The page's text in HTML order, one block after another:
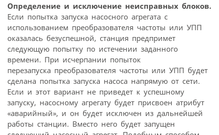
Определение и исключение неисправных блоков.
Если попытка запуска насосного агрегата с
использованием преобразователя частоты или УПП
оказалась безуспешной, станция предпримет
следующую попытку по истечении заданного
времени. При исчерпании попыток
перезапуска преобразователя частоты или УПП будет
сделана попытка запуска насоса напрямую от сети.
Если и этот вариант не приведет к успешному
запуску, насосному агрегату будет присвоен атрибут
«аварийный», и он будет исключен из дальнейшей
работы станции. Вместо него будет запущен